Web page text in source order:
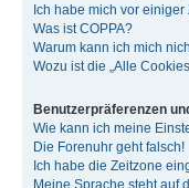
Ich habe mich vor
Was ist COPPA?
Warum kann ich mich
Wozu ist die „Alle
Benutzerpräferenzen
Wie kann ich meine
Die Forenuhr geht falsch!
Ich habe die Zeitzone
Meine Sprache steht auf